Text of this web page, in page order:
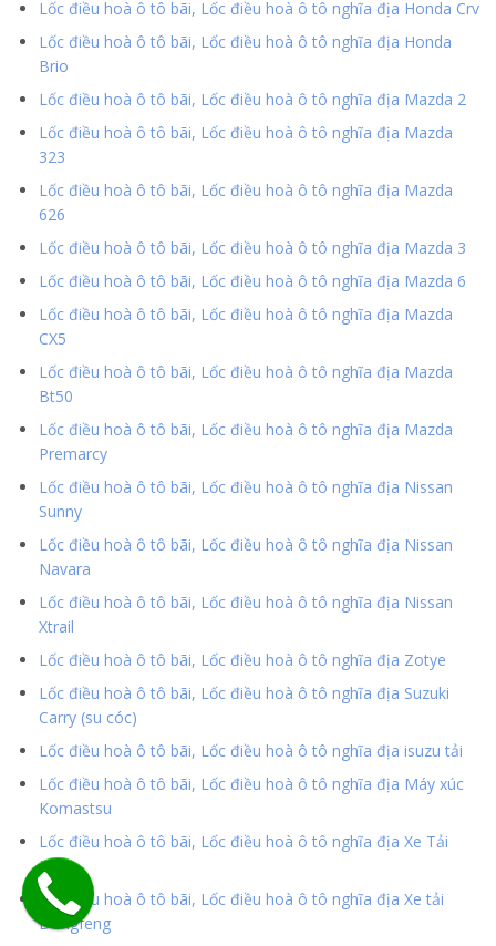
Lốc điều hoà ô tô bãi, Lốc điều hoà ô tô nghĩa địa Honda Crv
Lốc điều hoà ô tô bãi, Lốc điều hoà ô tô nghĩa địa Honda
Brio
Lốc điều hoà ô tô bãi, Lốc điều hoà ô tô nghĩa địa Mazda 2
Lốc điều hoà ô tô bãi, Lốc điều hoà ô tô nghĩa địa Mazda
323
Lốc điều hoà ô tô bãi, Lốc điều hoà ô tô nghĩa địa Mazda
626
Lốc điều hoà ô tô bãi, Lốc điều hoà ô tô nghĩa địa Mazda 3
Lốc điều hoà ô tô bãi, Lốc điều hoà ô tô nghĩa địa Mazda 6
Lốc điều hoà ô tô bãi, Lốc điều hoà ô tô nghĩa địa Mazda
CX5
Lốc điều hoà ô tô bãi, Lốc điều hoà ô tô nghĩa địa Mazda
Bt50
Lốc điều hoà ô tô bãi, Lốc điều hoà ô tô nghĩa địa Mazda
Premarcy
Lốc điều hoà ô tô bãi, Lốc điều hoà ô tô nghĩa địa Nissan
Sunny
Lốc điều hoà ô tô bãi, Lốc điều hoà ô tô nghĩa địa Nissan
Navara
Lốc điều hoà ô tô bãi, Lốc điều hoà ô tô nghĩa địa Nissan
Xtrail
Lốc điều hoà ô tô bãi, Lốc điều hoà ô tô nghĩa địa Zotye
Lốc điều hoà ô tô bãi, Lốc điều hoà ô tô nghĩa địa Suzuki
Carry (su cóc)
Lốc điều hoà ô tô bãi, Lốc điều hoà ô tô nghĩa địa isuzu tải
Lốc điều hoà ô tô bãi, Lốc điều hoà ô tô nghĩa địa Máy xúc
Komastsu
Lốc điều hoà ô tô bãi, Lốc điều hoà ô tô nghĩa địa Xe Tải
Faw
Lốc điều hoà ô tô bãi, Lốc điều hoà ô tô nghĩa địa Xe tải
Dongfeng